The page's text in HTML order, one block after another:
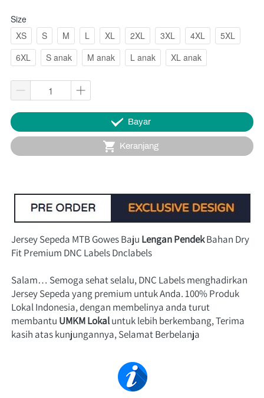
Size
XS
S M L XL 2XL 3XL 4XL
5XL
6XL
S anak M anak L anak XL anak
` Bayar
` Keranjang
Jersey Sepeda MTB Gowes Baju Lengan Pendek Bahan Dry
Fit Premium DNC Labels Dnclabels
Salam… Semoga sehat selalu, DNC Labels menghadirkan
Jersey Sepeda yang premium untuk Anda. 100% Produk
Lokal Indonesia, dengan membelinya anda turut
membantu UMKM Lokal untuk lebih berkembang, Terima
kasih atas kunjungannya, Selamat Berbelanja